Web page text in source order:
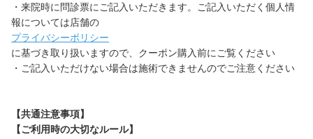
・来院時に問診票にご記入いただきます。ご記入いただく個人情
報については店舗の
プライバシーポリシー
に基づき取り扱いますので、クーポン購入前にご覧ください
・ご記入いただけない場合は施術できませんのでご注意ください
【共通注意事項】
【ご利用時の大切なルール】